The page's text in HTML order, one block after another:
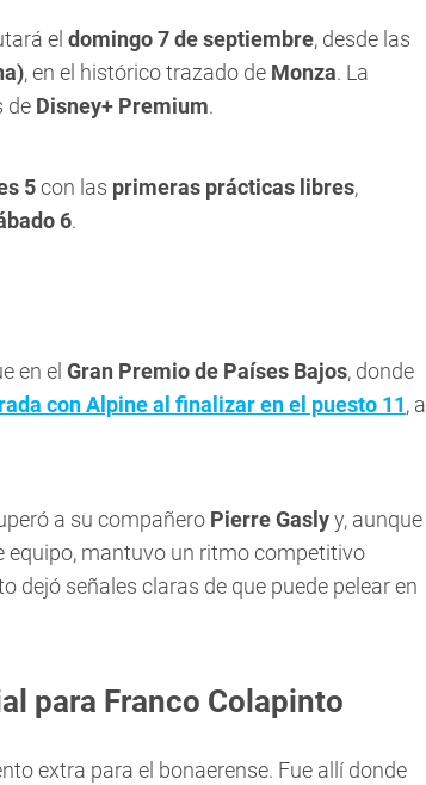
el domingo 7 de septiembre, desde las
, en el histórico trazado de Monza. La
de Disney+ Premium.
5con las primeras prácticas libres,
6.
en el Gran Premio de Países Bajos, donde
con Alpine al finalizar en el puesto 11, a
a su compañero Pierre Gaslyy, aunque
equipo, mantuvo un ritmo competitivo
dejó señales claras de que puede pelear en
para Franco Colapinto
extra para el bonaerense. Fue allí donde